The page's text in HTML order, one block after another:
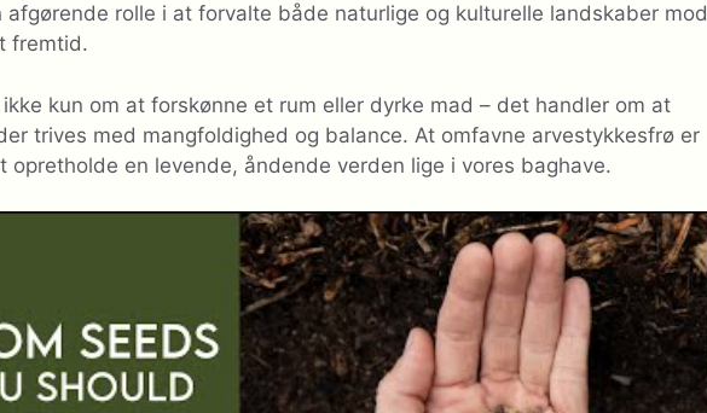
afgørende rolle i at forvalte både naturlige og kulturelle landskaber mod
fremtid.
kun om at forskønne et rum eller dyrke mad – det handler om at
trives med mangfoldighed og balance. At omfavne arvestykkesfrø er
opretholde en levende, åndende verden lige i vores baghave.